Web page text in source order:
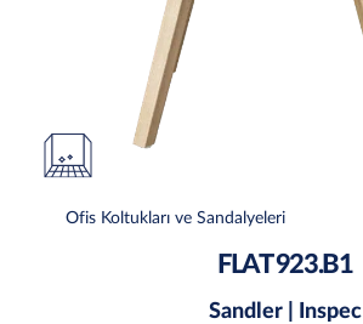
Ofis Koltukları ve Sandalyeleri
FLAT 923.B1
Sandler | Inspec